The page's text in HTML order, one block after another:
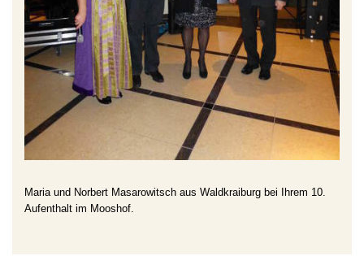
Maria und Norbert Masarowitsch aus Waldkraiburg bei Ihrem 10.
Aufenthalt im Mooshof.